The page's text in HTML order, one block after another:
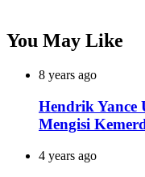
You May Like
8 years ago
Hendrik Yance
Mengisi
4 years ago